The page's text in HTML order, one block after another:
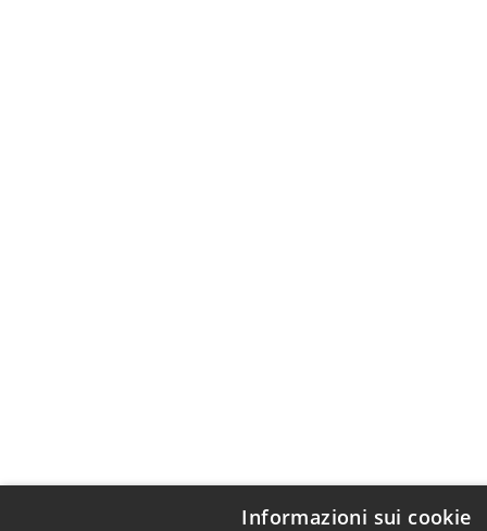
Informazioni sui cookie